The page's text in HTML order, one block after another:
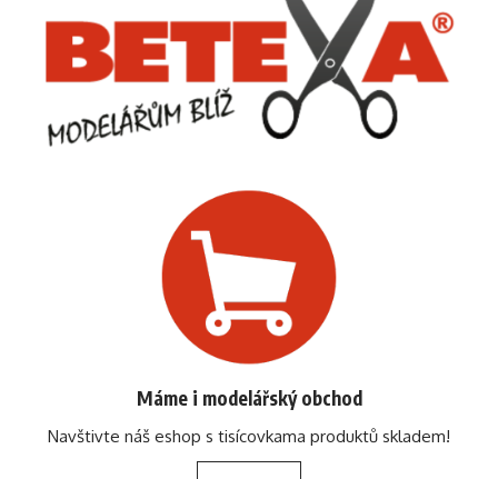
Máme i modelářský obchod
Navštivte náš eshop s tisícovkama produktů skladem!